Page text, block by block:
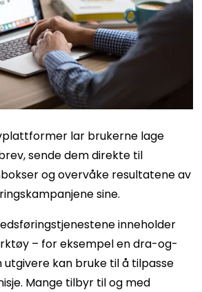
lar brukerne lage
sende dem direkte til
og overvåke resultatene av
sine.
inneholder
– for eksempel en dra-og-
kan bruke til å tilpasse
Mange tilbyr til og med